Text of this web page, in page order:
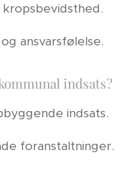
ansvarsfølelse.
indsats?
indsats.
foranstaltninger.